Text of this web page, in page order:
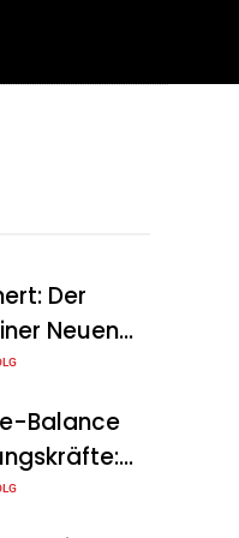
Der
Neuen
Von
Balance
Echte